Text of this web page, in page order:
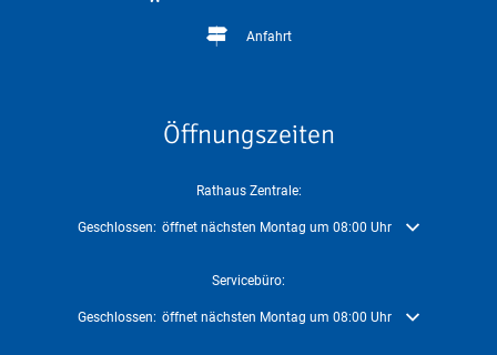
Anfahrt
Öffnungszeiten
Rathaus Zentrale:
Klicken, um weitere Öffnungs- oder Schließzeiten auszublenden
Geschlossen: öffnet nächsten Montag um 08:00 Uhr
Servicebüro:
Klicken, um weitere Öffnungs- oder Schließzeiten auszublenden
Geschlossen: öffnet nächsten Montag um 08:00 Uhr